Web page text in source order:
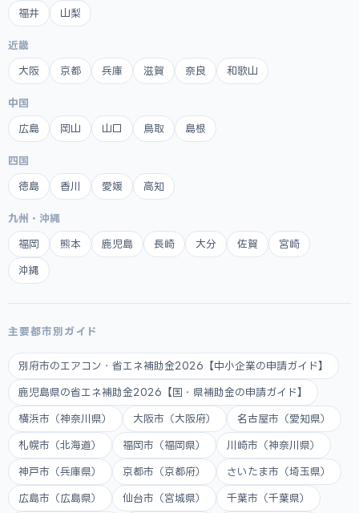
福井 山梨
近畿
大阪 京都 兵庫 滋賀 奈良 和歌山
中国
広島 岡山 山口 鳥取 島根
四国
徳島 香川 愛媛 高知
九州・沖縄
福岡 熊本 鹿児島 長崎 大分 佐賀 宮崎
沖縄
主要都市別ガイド
別府市のエアコン・省エネ補助金2026【中小企業の申請ガイド】
鹿児島県の省エネ補助金2026【国・県補助金の申請ガイド】
横浜市（神奈川県） 大阪市（大阪府） 名古屋市（愛知県）
札幌市（北海道） 福岡市（福岡県） 川崎市（神奈川県）
神戸市（兵庫県） 京都市（京都府） さいたま市（埼玉県）
広島市（広島県） 仙台市（宮城県） 千葉市（千葉県）